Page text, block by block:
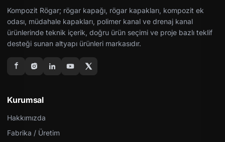
Kompozit Rögar; rögar kapağı, rögar kapakları, kompozit ek
odası, müdahale kapakları, polimer kanal ve drenaj kanal
ürünlerinde teknik içerik, doğru ürün seçimi ve proje bazlı teklif
desteği sunan altyapı ürünleri markasıdır.
Kurumsal
Hakkımızda
Fabrika / Üretim